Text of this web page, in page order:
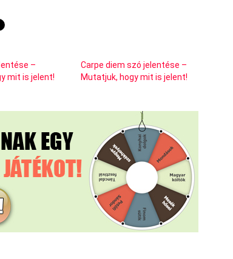
–
mit is jelent!
Carpe diem szó jelentése –
Mutatjuk, hogy mit is jelent!